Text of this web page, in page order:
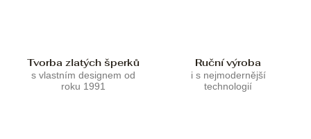
Tvorba zlatých šperků
s vlastním designem od
roku 1991
Ruční výroba
i s nejmodernější
technologií